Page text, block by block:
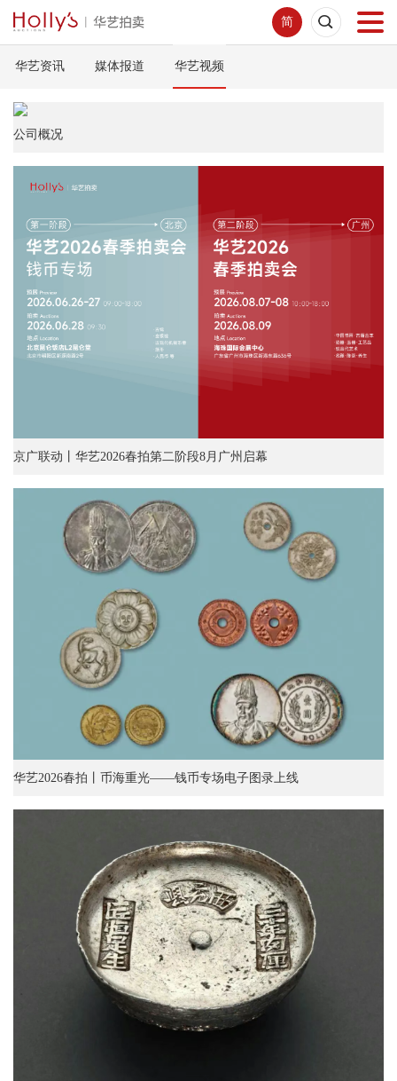
简
首页
网络拍卖
服务指南
新闻中心
华艺资讯 媒体报道 华艺视频
公司概况
京广联动丨华艺2026春拍第二阶段8月广州启幕
华艺2026春拍丨币海重光——钱币专场电子图录上线